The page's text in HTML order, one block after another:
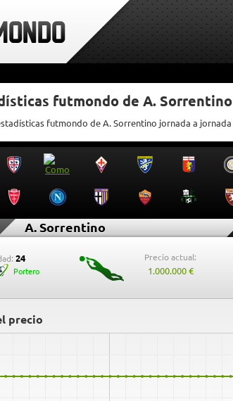
futmondo de A. Sorrentino
futmondo de A. Sorrentino jornada a jornada
A. Sorrentino
24
Portero
Precio actual:
1.000.000 €
precio